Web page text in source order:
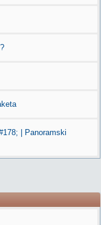
| Panoramski